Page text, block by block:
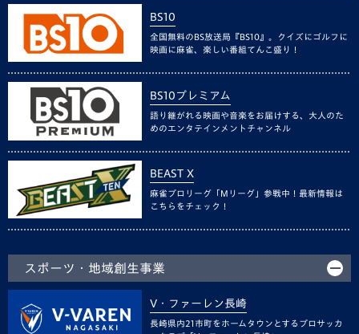
BS10
全国無料のBS放送局『BS10』。クイズにゴルフに
映画に麻雀、楽しい番組てんこ盛り！
BS10プレミアム
語り継がれる映画や音楽をお届けする、大人のた
めのエンタテインメントチャンネル
BEAST X
麻雀プロリーグ「Mリーグ」参戦中！最新情報は
こちらをチェック！
スポーツ・地域創生事業
V・ファーレン長崎
長崎県内21市町をホームタウンとするプロサッカ